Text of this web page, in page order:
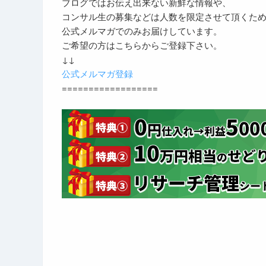
コンサル生の募集などは人数を限定させて頂くため
公式メルマガでのみお届けしています。
ご希望の方はこちらからご登録下さい。
↓↓
公式メルマガ登録
==================